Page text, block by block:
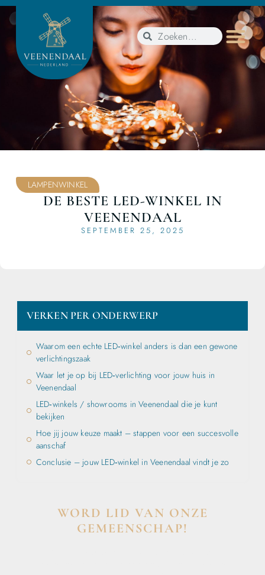
LAMPENWINKEL
DE BESTE LED-WINKEL IN
VEENENDAAL
SEPTEMBER 25, 2025
VERKEN PER ONDERWERP
Waarom een echte LED‑winkel anders is dan een gewone
verlichtingszaak
Waar let je op bij LED‑verlichting voor jouw huis in
Veenendaal
LED‑winkels / showrooms in Veenendaal die je kunt
bekijken
Hoe jij jouw keuze maakt – stappen voor een succesvolle
aanschaf
Conclusie – jouw LED‑winkel in Veenendaal vindt je zo
WORD LID VAN ONZE
GEMEENSCHAP!